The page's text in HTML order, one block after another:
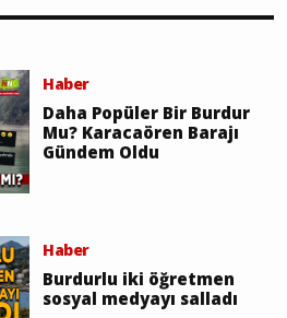
Haber
Daha Popüler Bir Burdur
Mu? Karacaören Barajı
Gündem Oldu
Haber
Burdurlu iki öğretmen
sosyal medyayı salladı